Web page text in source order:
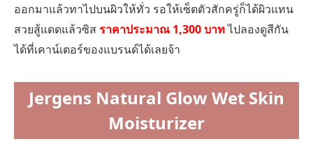
ออกมาแล้วทาไปบนผิวให้ทั่ว รอให้เซ็ตตัวสักครู่ก็ได้ผิวแทน
สวยสู้แดดแล้วซิสราคาประมาณ 1,300 บาทไปลองดูสีกัน
ได้ที่เคาน์เตอร์ของแบรนด์ได้เลยจ้า
Jergens Natural Glow Wet Skin
Moisturizer